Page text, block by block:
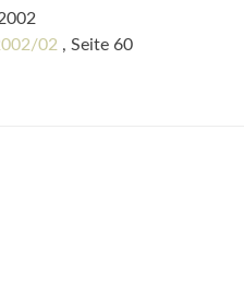
02 , Seite 60